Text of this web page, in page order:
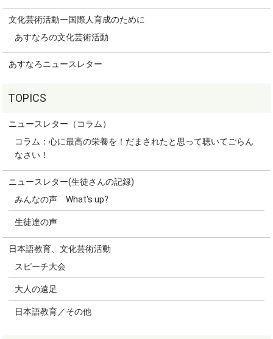
文化芸術活動ー国際人育成のために
あすなろの文化芸術活動
あすなろニュースレター
ニュースレター（コラム）
コラム：心に最高の栄養を！だまされたと思って聴いてごらん
なさい！
ニュースレター(生徒さんの記録)
みんなの声 What's up?
生徒達の声
日本語教育、文化芸術活動
スピーチ大会
大人の遠足
日本語教育／その他